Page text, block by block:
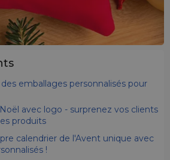
emballages personnalisés pour
avec logo - surprenez vos clients
produits
calendrier de l'Avent unique avec
!